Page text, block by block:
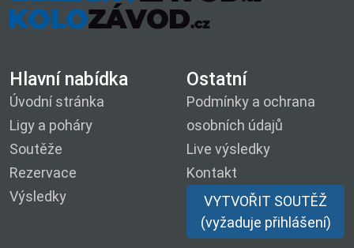
Hlavní nabídka
Úvodní stránka
Ligy a poháry
Soutěže
Rezervace
Výsledky
Ostatní
Podmínky a ochrana
osobních údajů
Live výsledky
Kontakt
VYTVOŘIT SOUTĚŽ
(vyžaduje přihlášení)